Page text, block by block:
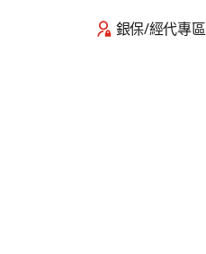
銀保/經代專區